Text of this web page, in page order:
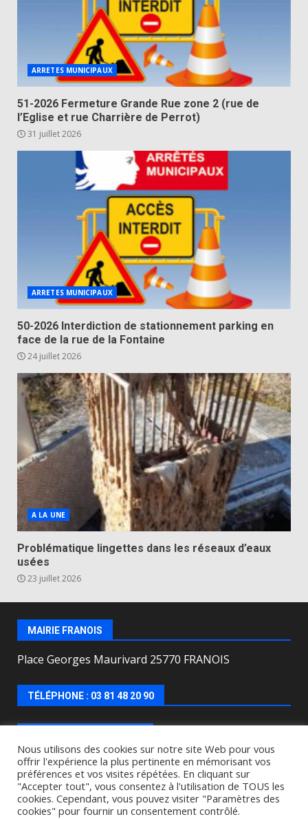
ARRETES MUNICIPAUX
51-2026 Fermeture Grande Rue zone 2 (rue de
l’Eglise et rue Charrière de Perrot)
31 juillet 2026
ARRETES MUNICIPAUX
50-2026 Interdiction de stationnement parking en
face de la rue de la Fontaine
24 juillet 2026
A LA UNE
Problématique lingettes dans les réseaux d’eaux
usées
23 juillet 2026
MAIRIE FRANOIS
Place Georges Maurivard 25770 FRANOIS
TÉLÉPHONE : 03 81 48 20 90
Lundi, mercredi, jeudi, vendredi de : 8h00 à 12h00 et
le Mardi de 9h00 à 12h00 et de 16h30 à 18h30.
Nous utilisons des cookies sur notre site Web pour vous
offrir l'expérience la plus pertinente en mémorisant vos
préférences et vos visites répétées. En cliquant sur
"Accepter tout", vous consentez à l'utilisation de TOUS les
cookies. Cependant, vous pouvez visiter "Paramètres des
cookies" pour fournir un consentement contrôlé.